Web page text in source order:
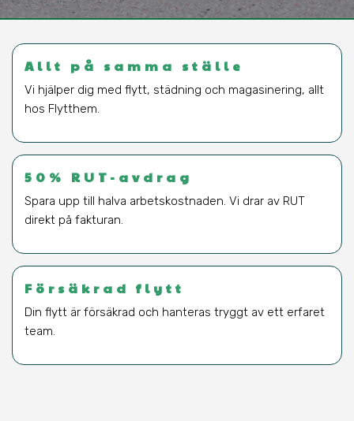
Allt på samma ställe
Vi hjälper dig med flytt, städning och magasinering, allt
hos Flytthem.
50% RUT-avdrag
Spara upp till halva arbetskostnaden. Vi drar av RUT
direkt på fakturan.
Försäkrad flytt
Din flytt är försäkrad och hanteras tryggt av ett erfaret
team.